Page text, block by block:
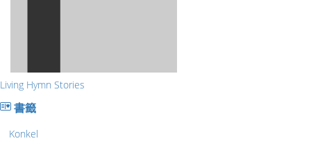
Living Hymn Stories
書籤
Konkel